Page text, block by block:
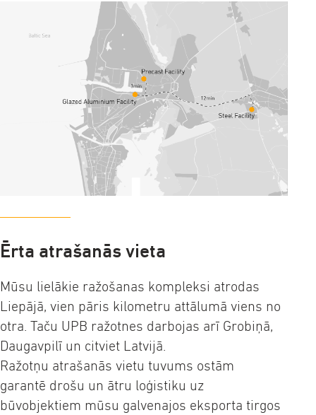
Ērta atrašanās vieta
Mūsu lielākie ražošanas kompleksi atrodas
Liepājā, vien pāris kilometru attālumā viens no
otra. Taču UPB ražotnes darbojas arī Grobiņā,
Daugavpilī un citviet Latvijā.
Ražotņu atrašanās vietu tuvums ostām
garantē drošu un ātru loģistiku uz
būvobjektiem mūsu galvenajos eksporta tirgos